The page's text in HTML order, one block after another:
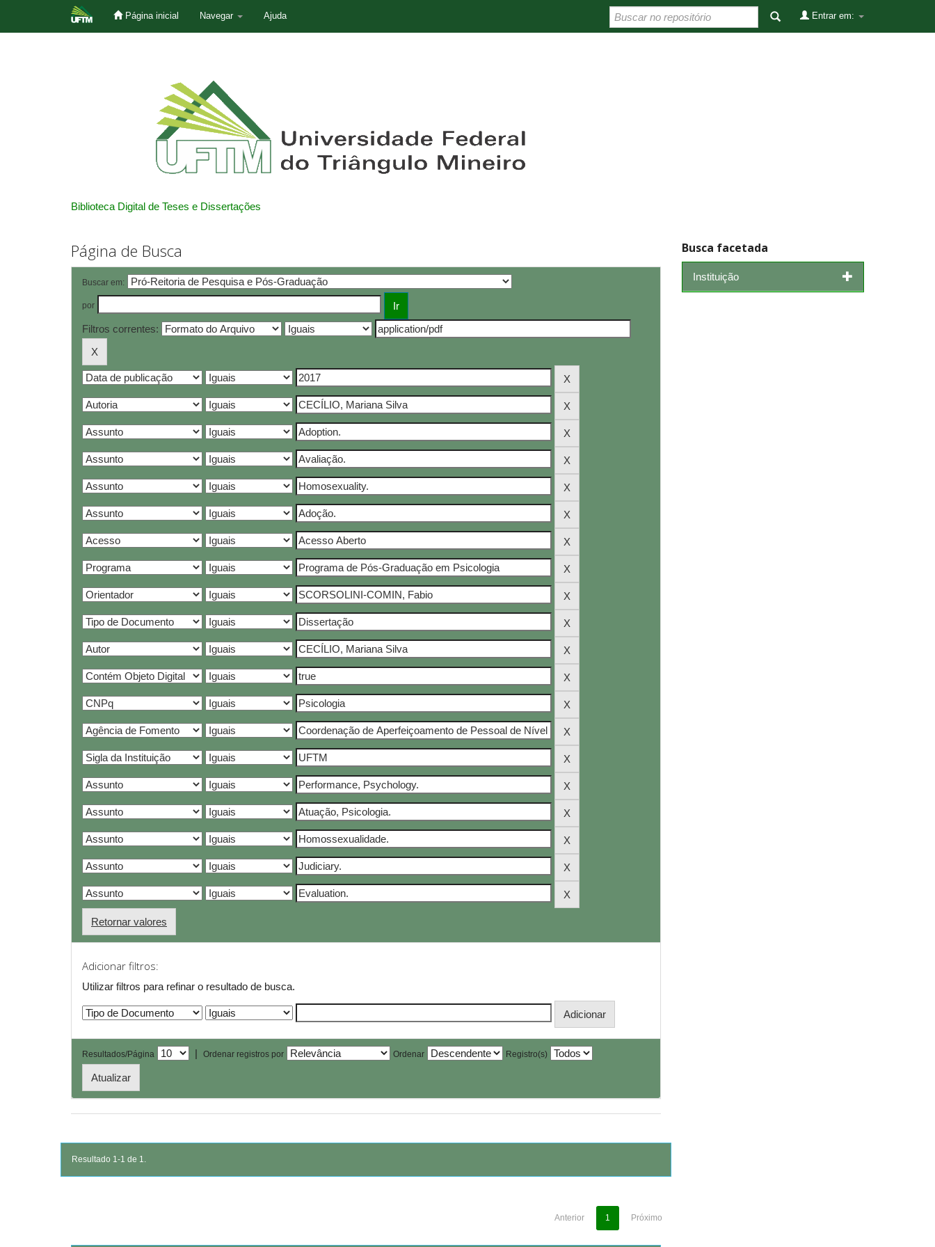
Página inicial Navegar Ajuda Entrar em:
Biblioteca Digital de Teses e Dissertações
Página de Busca
Buscar em:
por
Filtros correntes:
Retornar valores
Adicionar filtros:
Utilizar filtros para refinar o resultado de busca.
Resultados/Página | Ordenar registros por Ordenar Registro(s)
Resultado 1-1 de 1.
Anterior 1 Próximo
Busca facetada
Instituição